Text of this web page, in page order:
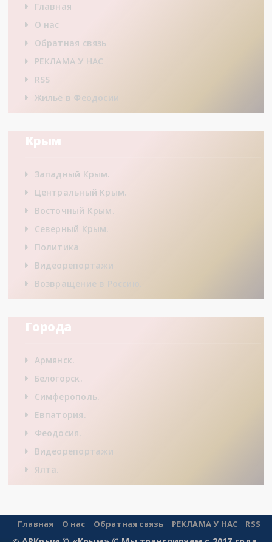
Главная
О нас
Обратная связь
РЕКЛАМА У НАС
RSS
Жильё в Феодосии
Крым
Западный Крым.
Центральный Крым.
Восточный Крым.
Северный Крым.
Политика
Видеорепортажи
Возвращение в Россию.
Города
Армянск.
Белогорск.
Симферополь.
Евпатория.
Феодосия.
Видеорепортажи
Ялта.
Главная О нас Обратная связь РЕКЛАМА У НАС
RSS